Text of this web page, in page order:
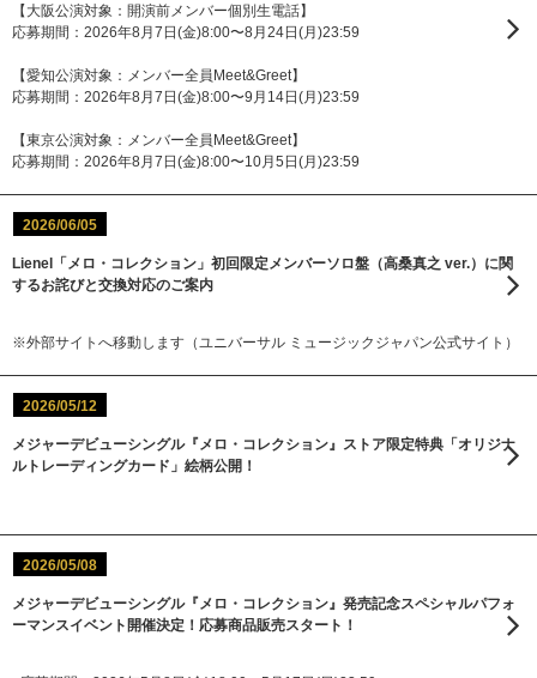
【大阪公演対象：開演前メンバー個別生電話】
応募期間：2026年8月7日(金)8:00〜8月24日(月)23:59
【愛知公演対象：メンバー全員Meet&Greet】
応募期間：2026年8月7日(金)8:00〜9月14日(月)23:59
【東京公演対象：メンバー全員Meet&Greet】
応募期間：2026年8月7日(金)8:00〜10月5日(月)23:59
2026/06/05
Lienel「メロ・コレクション」初回限定メンバーソロ盤（高桑真之 ver.）に関
するお詫びと交換対応のご案内
※外部サイトへ移動します（ユニバーサル ミュージックジャパン公式サイト）
2026/05/12
メジャーデビューシングル『メロ・コレクション』ストア限定特典「オリジナ
ルトレーディングカード」絵柄公開！
2026/05/08
メジャーデビューシングル『メロ・コレクション』発売記念スペシャルパフォ
ーマンスイベント開催決定！応募商品販売スタート！